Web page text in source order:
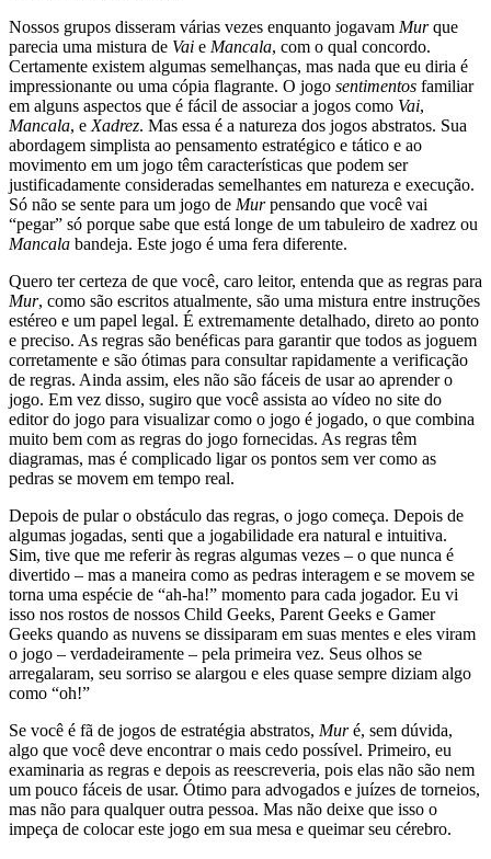
Nossos grupos disseram várias vezes enquanto jogavam Murque
parecia uma mistura de Vai e Mancala, com o qual concordo.
Certamente existem algumas semelhanças, mas nada que eu diria é
impressionante ou uma cópia flagrante. O jogo sentimentos familiar
em alguns aspectos que é fácil de associar a jogos como Vai,
Mancala, e Xadrez. Mas essa é a natureza dos jogos abstratos. Sua
abordagem simplista ao pensamento estratégico e tático e ao
movimento em um jogo têm características que podem ser
justificadamente consideradas semelhantes em natureza e execução.
Só não se sente para um jogo de Murpensando que você vai
“pegar” só porque sabe que está longe de um tabuleiro de xadrez ou
Mancala bandeja. Este jogo é uma fera diferente.
Quero ter certeza de que você, caro leitor, entenda que as regras para
Mur, como são escritos atualmente, são uma mistura entre instruções
estéreo e um papel legal. É extremamente detalhado, direto ao ponto
e preciso. As regras são benéficas para garantir que todos as joguem
corretamente e são ótimas para consultar rapidamente a verificação
de regras. Ainda assim, eles não são fáceis de usar ao aprender o
jogo. Em vez disso, sugiro que você assista ao vídeo no site do
editor do jogo para visualizar como o jogo é jogado, o que combina
muito bem com as regras do jogo fornecidas. As regras têm
diagramas, mas é complicado ligar os pontos sem ver como as
pedras se movem em tempo real.
Depois de pular o obstáculo das regras, o jogo começa. Depois de
algumas jogadas, senti que a jogabilidade era natural e intuitiva.
Sim, tive que me referir às regras algumas vezes – o que nunca é
divertido – mas a maneira como as pedras interagem e se movem se
torna uma espécie de “ah-ha!” momento para cada jogador. Eu vi
isso nos rostos de nossos Child Geeks, Parent Geeks e Gamer
Geeks quando as nuvens se dissiparam em suas mentes e eles viram
o jogo – verdadeiramente – pela primeira vez. Seus olhos se
arregalaram, seu sorriso se alargou e eles quase sempre diziam algo
como “oh!”
Se você é fã de jogos de estratégia abstratos, Muré, sem dúvida,
algo que você deve encontrar o mais cedo possível. Primeiro, eu
examinaria as regras e depois as reescreveria, pois elas não são nem
um pouco fáceis de usar. Ótimo para advogados e juízes de torneios,
mas não para qualquer outra pessoa. Mas não deixe que isso o
impeça de colocar este jogo em sua mesa e queimar seu cérebro.